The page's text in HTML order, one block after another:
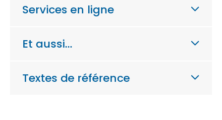
Services en ligne
Et aussi…
Textes de référence